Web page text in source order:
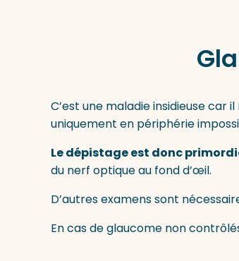
C’est une maladie insidieuse car il
uniquement en périphérie
Le dépistage est donc
du nerf optique au fond d’œil.
D’autres examens sont
En cas de glaucome non